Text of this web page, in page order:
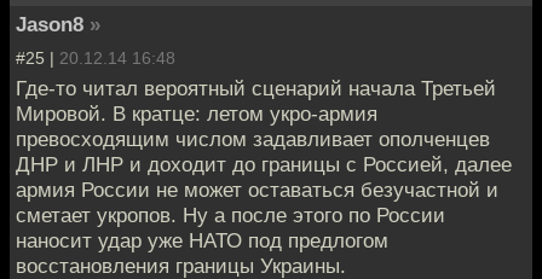
Jason8 »
#25 | 20.12.14 16:48
Где-то читал вероятный сценарий начала Третьей
Мировой. В кратце: летом укро-армия
превосходящим числом задавливает ополченцев
ДНР и ЛНР и доходит до границы с Россией, далее
армия России не может оставаться безучастной и
сметает укропов. Ну а после этого по России
наносит удар уже НАТО под предлогом
восстановления границы Украины.